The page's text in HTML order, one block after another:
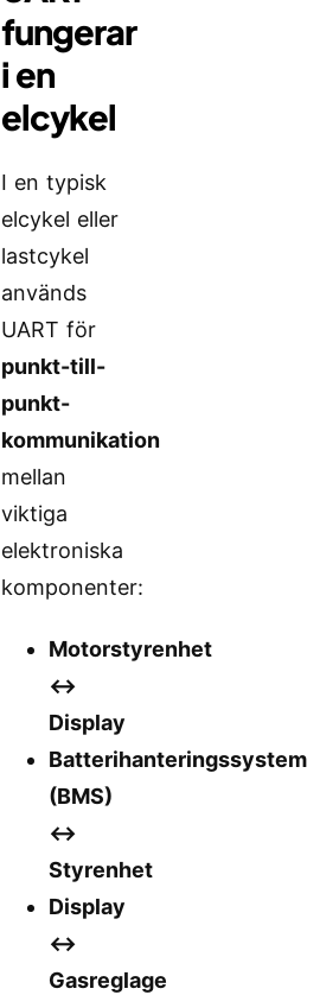
fungerar
i en
elcykel
I en typisk
elcykel eller
lastcykel
används
UART för
punkt-till-
punkt-
kommunikation
mellan
viktiga
elektroniska
komponenter:
Motorstyrenhet
↔️
Display
Batterihanteringssystem
(BMS)
↔️
Styrenhet
Display
↔️
Gasreglage